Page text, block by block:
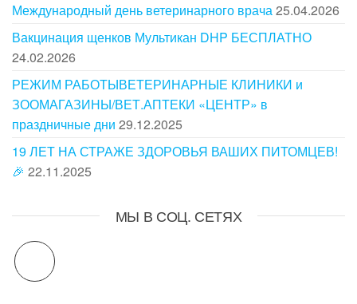
Международный день ветеринарного врача25.04.2026
Вакцинация щенков Мультикан DHP БЕСПЛАТНО
24.02.2026
РЕЖИМ РАБОТЫВЕТЕРИНАРНЫЕ КЛИНИКИ и
ЗООМАГАЗИНЫ/ВЕТ.АПТЕКИ «ЦЕНТР» в
праздничные дни 29.12.2025
19 ЛЕТ НА СТРАЖЕ ЗДОРОВЬЯ ВАШИХ ПИТОМЦЕВ!
🎉 22.11.2025
МЫ В СОЦ. СЕТЯХ